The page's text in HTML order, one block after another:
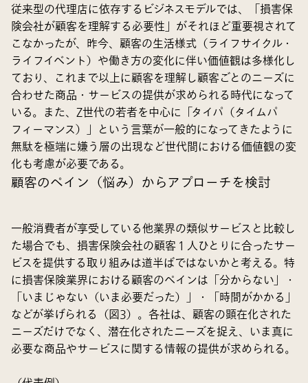
従来型の代理店に依存するビジネスモデルでは、「損害保
険会社が顧客を理解する必要性」がそれほど重要視されて
こなかったが、昨今、顧客の生活様式（ライフサイクル・
ライフイベント）や働き方の変化に伴い価値観は多様化し
ており、これまで以上に顧客を理解し顧客ごとのニーズに
合わせた商品・サービスの提供が求められる時代になって
いる。また、Z世代の若者を中心に「タイパ（タイムパ
フィーマンス）」という言葉が一般的になってきたように
無駄を極端に嫌う層の出現など世代間における価値観の変
化も考慮が必要である。
顧客のペイン（悩み）からアプローチを検討
一般消費者が享受している他業界の類似サービスと比較し
た場合でも、損害保険会社の顧客１人ひとりに合ったサー
ビスを提供する取り組みは道半ばではないかと考える。特
に損害保険業界における顧客のペインは「分からない」・
「いまじゃない（いま必要だった）」・「時間がかかる」
などが挙げられる（図3）。各社は、顧客の顕在化された
ニーズだけでなく、潜在化されたニーズを捉え、いま真に
必要な商品やサービスに関する情報の提供が求められる。